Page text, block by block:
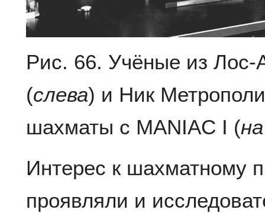
Рис. 66. Учёные из
(слева) и Ник
шахматы с MANIAC I (
Интерес к шахматному
проявляли и